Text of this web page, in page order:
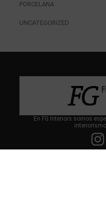
PORCELANA
UNCATEGORIZED
En FG Interiors somos